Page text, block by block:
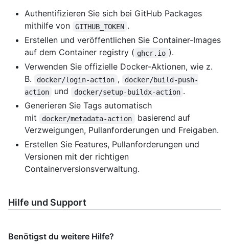
Authentifizieren Sie sich bei GitHub Packages
mithilfe von
GITHUB_TOKEN .
Erstellen und veröffentlichen Sie Container-Images
auf dem Container registry ( ghcr.io ).
Verwenden Sie offizielle Docker-Aktionen, wie z.
B.
docker/login-action ,
docker/build-push-
action
und docker/setup-buildx-action .
Generieren Sie Tags automatisch
mit
docker/metadata-action
basierend auf
Verzweigungen, Pullanforderungen und Freigaben.
Erstellen Sie Features, Pullanforderungen und
Versionen mit der richtigen
Containerversionsverwaltung.
Hilfe und Support
Benötigst du weitere Hilfe?